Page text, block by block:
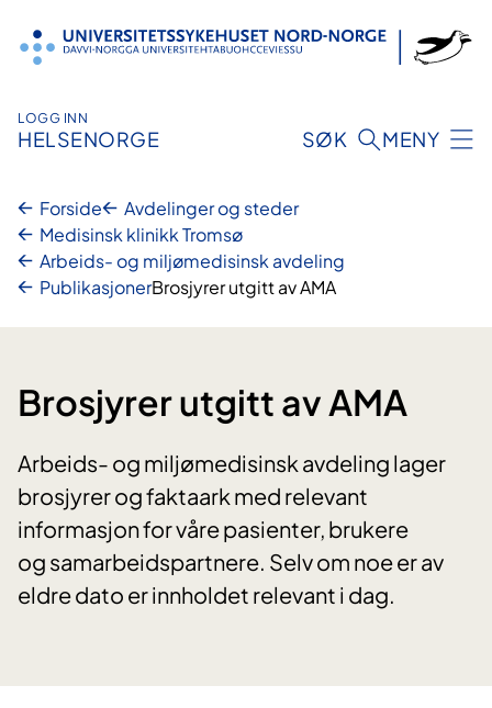
innhold
LOGG INN
HELSENORGE SØK MENY
Forside
Avdelinger og steder
Medisinsk klinikk Tromsø
Arbeids- og miljømedisinsk avdeling
PublikasjonerBrosjyrer utgitt av AMA
Brosjyrer utgitt av AMA
Arbeids- og miljømedisinsk avdeling lager
brosjyrer og faktaark med relevant
informasjon for våre pasienter, brukere
og samarbeidspartnere. Selv om noe er av
eldre dato er innholdet relevant i dag.